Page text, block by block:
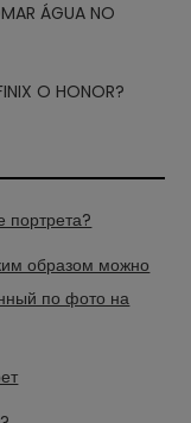
ÁGUA NO
O HONOR?
портрета?
образом можно
по фото на